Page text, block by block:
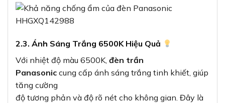
2.3. Ánh Sáng Trắng 6500K Hiệu Quả
Với nhiệt độ màu 6500K, đèn trần
Panasonic cung cấp ánh sáng trắng tinh khiết, giúp
tăng cường
độ tương phản và độ rõ nét cho không gian. Đây là